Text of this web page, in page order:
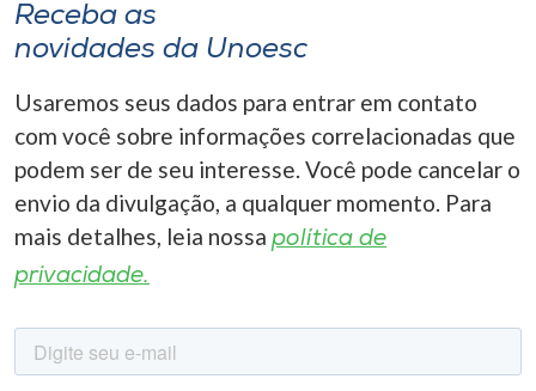
Receba as
novidades da Unoesc
Usaremos seus dados para entrar em contato
com você sobre informações correlacionadas que
podem ser de seu interesse. Você pode cancelar o
envio da divulgação, a qualquer momento. Para
mais detalhes, leia nossa política de
privacidade.